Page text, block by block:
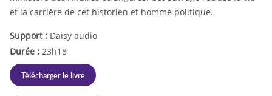
et la carrière de cet historien et homme politique.
Support : Daisy audio
Durée : 23h18
Télécharger le livre